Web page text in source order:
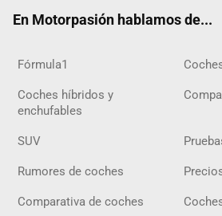
En Motorpasión hablamos de...
Fórmula1
Coches híbridos y
enchufables
SUV
Rumores de coches
Comparativa de coches